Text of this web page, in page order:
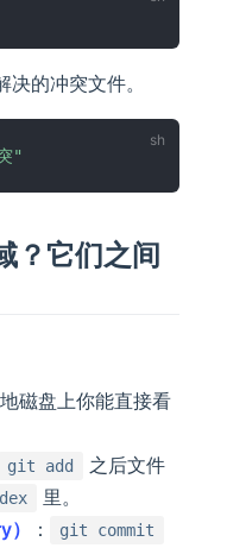
决的冲突文件。
"
？它们之间
地磁盘上你能直接看
git add
之后文件
里。
： git commit